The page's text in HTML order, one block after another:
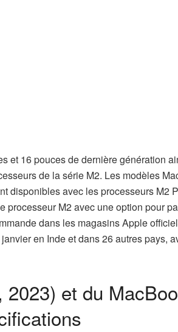
et 16 pouces de dernière génération
de la série M2. Les modèles
disponibles avec les processeurs M2
M2 avec une option pour
dans les magasins Apple
en Inde et dans 26 autres pays,
et du